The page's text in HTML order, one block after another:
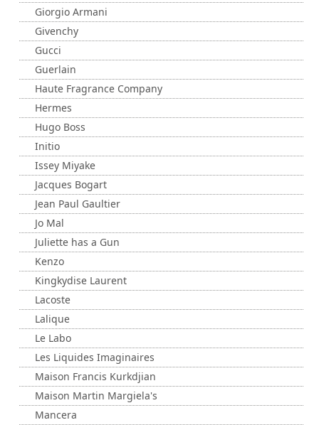
Giorgio Armani
Givenchy
Gucci
Guerlain
Haute Fragrance Company
Hermes
Hugo Boss
Initio
Issey Miyake
Jacques Bogart
Jean Paul Gaultier
Jo Mal
Juliette has a Gun
Kenzo
Kingkydise Laurent
Lacoste
Lalique
Le Labo
Les Liquides Imaginaires
Maison Francis Kurkdjian
Maison Martin Margiela's
Mancera